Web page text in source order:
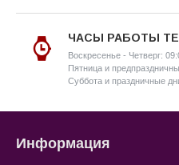
ЧАСЫ РАБОТЫ
Воскресенье - Четверг:
Пятница и
Суббота и праздничные
Информация